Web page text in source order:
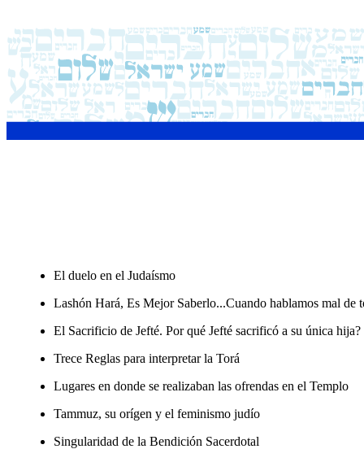
El duelo en el Judaísmo
Lashón Hará, Es Mejor Saberlo...Cuando hablamos mal de
El Sacrificio de Jefté. Por qué Jefté sacrificó a su única hija?
Trece Reglas para interpretar la Torá
Lugares en donde se realizaban las ofrendas en el Templo
Tammuz, su orígen y el feminismo judío
Singularidad de la Bendición Sacerdotal